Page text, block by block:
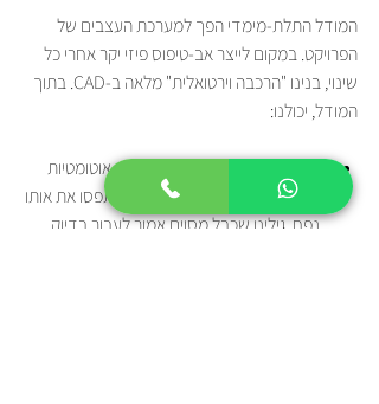
המודל התלת-מימדי הפך למערכת העצבים של
הפרויקט. במקום לייצר אב-טיפוס פיזי יקר אחרי כל
שינוי, בנינו "הרכבה וירטואלית" מלאה ב-CAD. בתוך
המודל, יכולנו:
הרצנו בדיקות אוטומטיות
שמיד זיהו כל פעם ששני רכיבים תפסו את אותו
נפח. גילינו שכבל מסוים אמור לעבור בדיוק